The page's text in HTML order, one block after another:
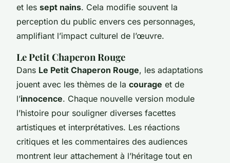
et les sept nains. Cela modifie souvent la
perception du public envers ces personnages,
amplifiant l’impact culturel de l’œuvre.
Le Petit Chaperon Rouge
Dans Le Petit Chaperon Rouge, les adaptations
jouent avec les thèmes de la courage et de
l’innocence. Chaque nouvelle version module
l’histoire pour souligner diverses facettes
artistiques et interprétatives. Les réactions
critiques et les commentaires des audiences
montrent leur attachement à l’héritage tout en